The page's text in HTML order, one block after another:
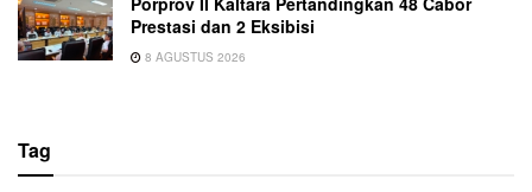
Prestasi dan 2 Eksibisi
8 AGUSTUS 2026
Tag